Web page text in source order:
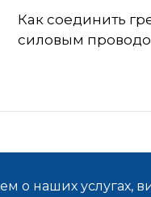
Как соединить
силовым
о наших услугах,